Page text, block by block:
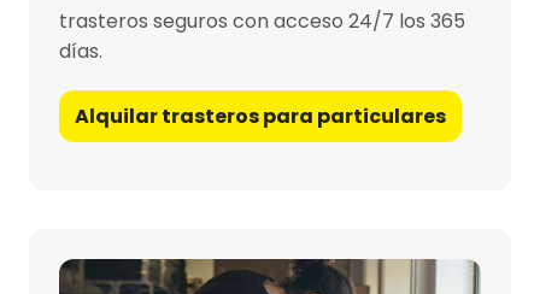
trasteros seguros con acceso 24/7 los 365
días.
Alquilar trasteros para particulares